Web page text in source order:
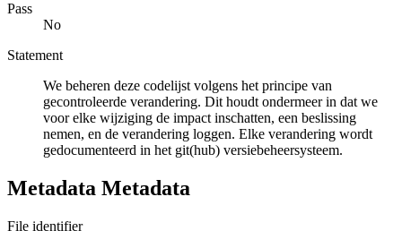
Pass
No
Statement
We beheren deze codelijst volgens het principe van
gecontroleerde verandering. Dit houdt ondermeer in dat we
voor elke wijziging de impact inschatten, een beslissing
nemen, en de verandering loggen. Elke verandering wordt
gedocumenteerd in het git(hub) versiebeheersysteem.
Metadata Metadata
File identifier